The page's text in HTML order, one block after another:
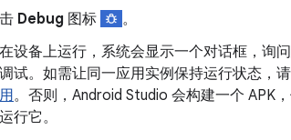
Debug 图标
。
设备上运行，系统会显示一个对话框，询
试。如需让同一应用实例保持运行状态，
。否则，Android Studio 会构建一个 APK
行它。